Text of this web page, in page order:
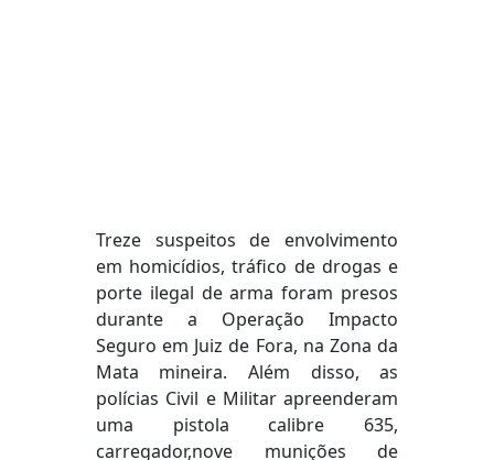
Treze suspeitos de envolvimento
em homicídios, tráfico de drogas e
porte ilegal de arma foram presos
durante a Operação Impacto
Seguro em Juiz de Fora, na Zona da
Mata mineira. Além disso, as
polícias Civil e Militar apreenderam
uma pistola calibre 635,
carregador,nove munições de